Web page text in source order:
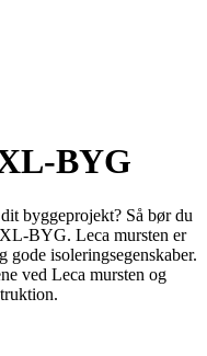
BYG
byggeprojekt? Så bør du
BYG. Leca mursten er
isoleringsegenskaber.
ved Leca mursten og